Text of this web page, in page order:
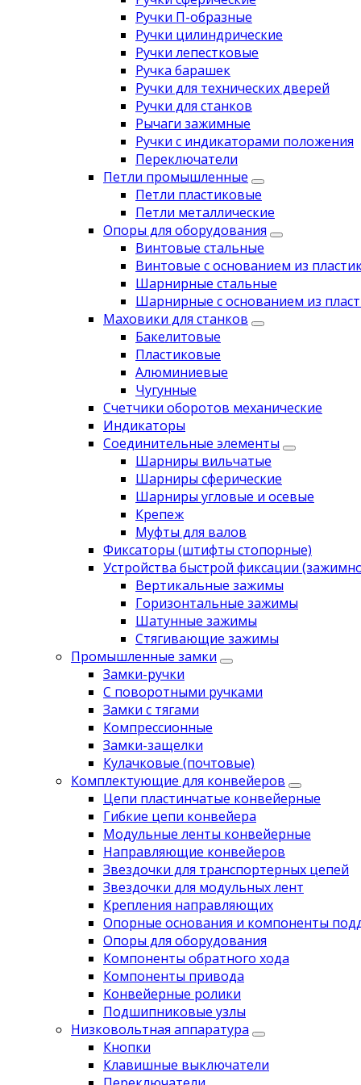
Ручки П-образные
Ручки цилиндрические
Ручки лепестковые
Ручка барашек
Ручки для технических дверей
Ручки для станков
Рычаги зажимные
Ручки с индикаторами положения
Переключатели
Петли промышленные
Петли пластиковые
Петли металлические
Опоры для оборудования
Винтовые стальные
Винтовые с основанием из
Шарнирные стальные
Шарнирные с основанием из
Маховики для станков
Бакелитовые
Пластиковые
Алюминиевые
Чугунные
Счетчики оборотов механические
Индикаторы
Соединительные элементы
Шарниры вильчатые
Шарниры сферические
Шарниры угловые и осевые
Крепеж
Муфты для валов
Фиксаторы (штифты стопорные)
Устройства быстрой фиксации
Вертикальные зажимы
Горизонтальные зажимы
Шатунные зажимы
Стягивающие зажимы
Промышленные замки
Замки-ручки
С поворотными ручками
Замки с тягами
Компрессионные
Замки-защелки
Кулачковые (почтовые)
Комплектующие для конвейеров
Цепи пластинчатые конвейерные
Гибкие цепи конвейера
Модульные ленты конвейерные
Направляющие конвейеров
Звездочки для транспортерных цепей
Звездочки для модульных лент
Крепления направляющих
Опорные основания и компоненты
Опоры для оборудования
Компоненты обратного хода
Компоненты привода
Koнвейерныe pолики
Подшипниковые узлы
Низковольтная аппаратура
Кнопки
Клавишные выключатели